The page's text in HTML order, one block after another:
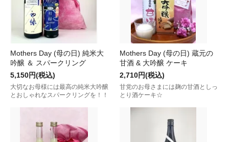
Mothers Day (母の日) 純米大
吟醸 ＆ スパークリング
5,150円(税込)
大切なお母様には最高の純米大吟醸
とおしゃれなスパークリングを！！
Mothers Day (母の日) 蔵元の
甘酒 & 大吟醸 ケーキ
2,710円(税込)
甘党のお母さまには麹の甘酒としっ
とり酒ケーキ☆